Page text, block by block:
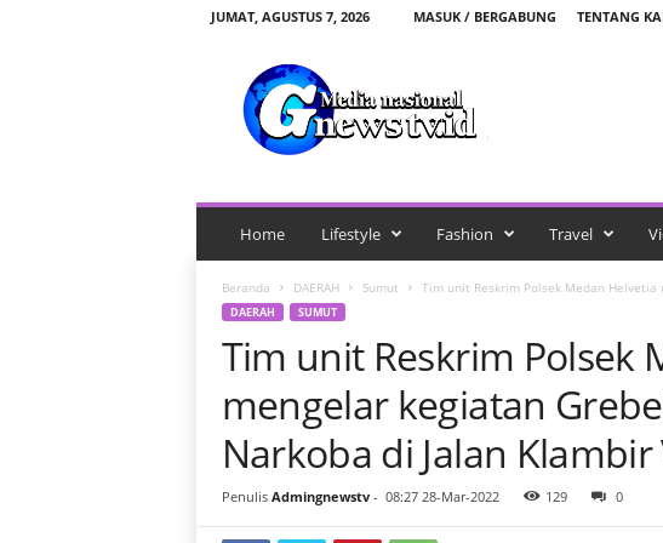
JUMAT, AGUSTUS 7, 2026 MASUK / BERGABUNG TENTANG
v
i
Home Lifestyle Fashion Travel
Beranda DAERAH Sumut Tim unit Reskrim Polsek Medan
DAERAH SUMUT
Tim unit Reskrim Polsek
mengelar kegiatan
Narkoba di Jalan Klambir
Penulis Admingnewstv- 08:27 28-Mar-2022 129 0